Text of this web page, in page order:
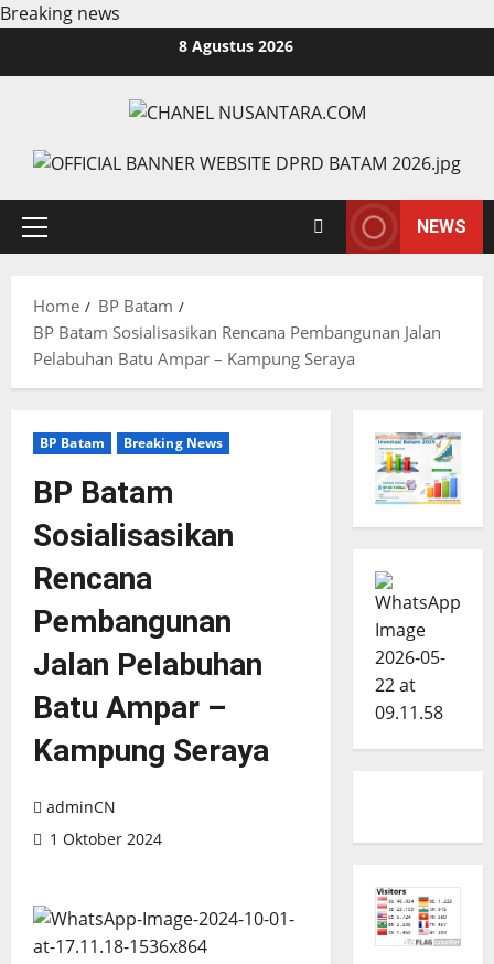
Breaking news
8 Agustus 2026
Primary
NEWS
Home
BP Batam
BP Batam Sosialisasikan Rencana Pembangunan Jalan
Pelabuhan Batu Ampar – Kampung Seraya
BP Batam Breaking News
BP Batam
Sosialisasikan
Rencana
Pembangunan
Jalan Pelabuhan
Batu Ampar –
Kampung Seraya
adminCN
1 Oktober 2024